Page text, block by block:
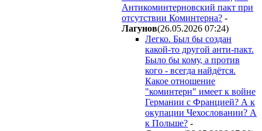
Антикоминтерновский пакт при
отсутствии Коминтерна? -
Лaгyнoв(26.05.2026 07:24)
Легко. Был бы создан
какой-то другой анти-пакт.
Было бы кому, а против
кого - всегда найдётся.
Какое отношение
"коминтерн" имеет к войне
Германии с Францией? А к
окупации Чехословании? А
к Польше? -